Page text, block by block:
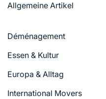
Allgemeine Artikel
Déménagement
Essen & Kultur
Europa & Alltag
International Movers